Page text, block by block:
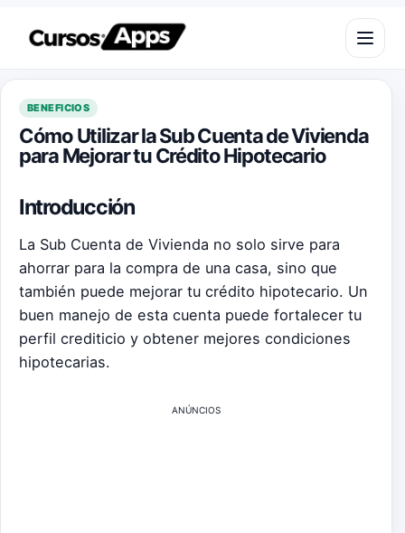
Saltar al contenido
Abrir
BENEFICIOS
Cómo Utilizar la Sub Cuenta de Vivienda
para Mejorar tu Crédito Hipotecario
Introducción
La Sub Cuenta de Vivienda no solo sirve para
ahorrar para la compra de una casa, sino que
también puede mejorar tu crédito hipotecario. Un
buen manejo de esta cuenta puede fortalecer tu
perfil crediticio y obtener mejores condiciones
hipotecarias.
ANÚNCIOS